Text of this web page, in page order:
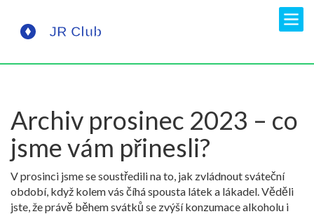
Archiv prosinec 2023 – co
jsme vám přinesli?
V prosinci jsme se soustředili na to, jak zvládnout sváteční
období, když kolem vás číhá spousta látek a lákadel. Věděli
jste, že právě během svátků se zvýší konzumace alkoholu i